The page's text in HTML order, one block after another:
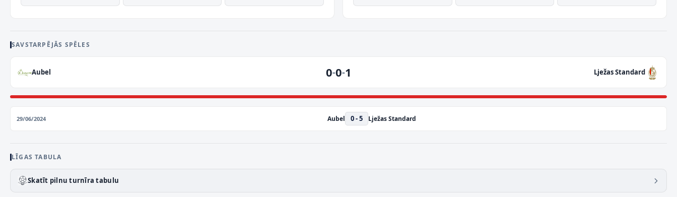
SAVSTARPĒJĀS SPĒLES
Aubel 0-0-1 Lježas Standard
29/06/2024 Aubel 0 - 5 Lježas Standard
LĪGAS TABULA
Skatīt pilnu turnīra tabulu